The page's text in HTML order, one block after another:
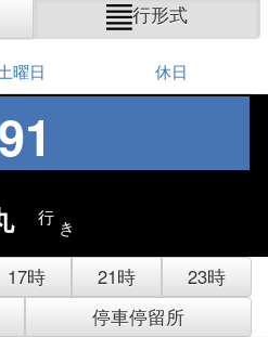
行形式
曜日 休日
91
行 き
17時 21時
23時
停車停留所